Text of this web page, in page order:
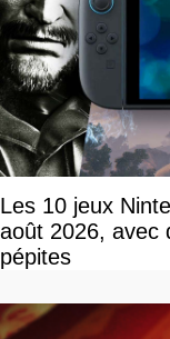
Les 10 jeux
août 2026, avec
pépites